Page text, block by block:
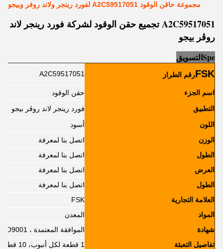
مجموعة حاقن الوقود A2C59517051 لفورد رينجر ولاند روفر وبيجو
A2C59517051 تجميع حقن الوقود لشركة فورد رينجر لاند
روڤر بيجو
Spe التسويق
FSKرقم الطراز A2C59517051
اسم الجزء
حقن الوقود
التطبيق
فورد رينجر لاند روڤر بيجو
اللون
أسود
الوزن
اتصل بنا لمعرفة
الطول
اتصل بنا لمعرفة
العرض
اتصل بنا لمعرفة
الطول
اتصل بنا لمعرفة
العلامة التجارية
FSK
المواد
المعدن
شهادة
الموافقة المعتمدة ، ISO9001
تفاصيل التعبئة
1 قطعة لكل أنبوب، 10 قطعة لكل صندوق